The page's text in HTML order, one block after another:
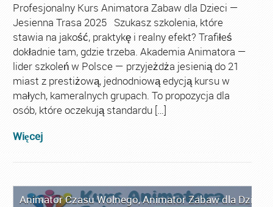
Profesjonalny Kurs Animatora Zabaw dla Dzieci —
Jesienna Trasa 2025 Szukasz szkolenia, które
stawia na jakość, praktykę i realny efekt? Trafiłeś
dokładnie tam, gdzie trzeba. Akademia Animatora —
lider szkoleń w Polsce — przyjeżdża jesienią do 21
miast z prestiżową, jednodniową edycją kursu w
małych, kameralnych grupach. To propozycja dla
osób, które oczekują standardu […]
Więcej
Animator Czasu Wolnego,Animator Zabaw dla Dzieci